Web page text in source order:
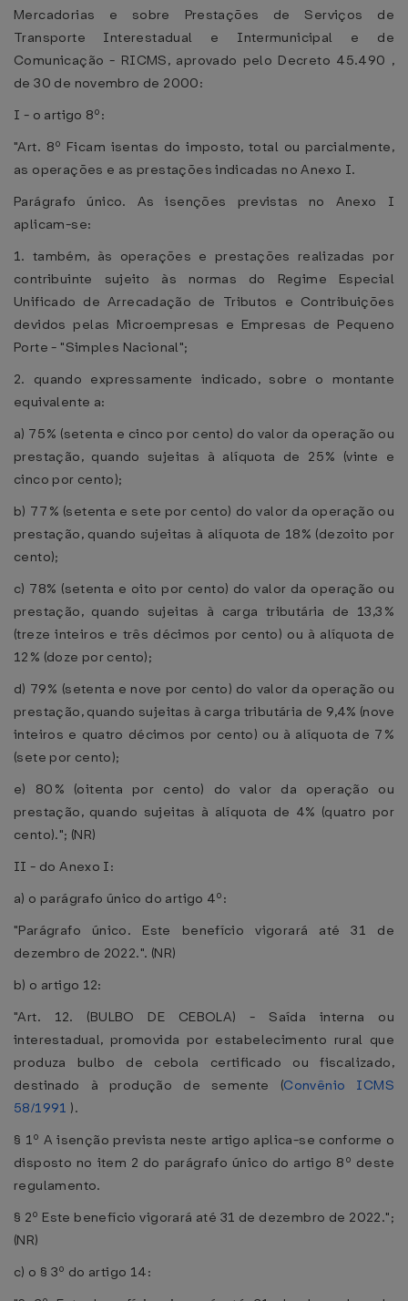
Mercadorias e sobre Prestações de Serviços de
Transporte Interestadual e Intermunicipal e de
Comunicação - RICMS, aprovado pelo Decreto 45.490 ,
de 30 de novembro de 2000:
I - o artigo 8º:
"Art. 8º Ficam isentas do imposto, total ou parcialmente,
as operações e as prestações indicadas no Anexo I.
Parágrafo único. As isenções previstas no Anexo I
aplicam-se:
1. também, às operações e prestações realizadas por
contribuinte sujeito às normas do Regime Especial
Unificado de Arrecadação de Tributos e Contribuições
devidos pelas Microempresas e Empresas de Pequeno
Porte - "Simples Nacional";
2. quando expressamente indicado, sobre o montante
equivalente a:
a) 75% (setenta e cinco por cento) do valor da operação ou
prestação, quando sujeitas à alíquota de 25% (vinte e
cinco por cento);
b) 77% (setenta e sete por cento) do valor da operação ou
prestação, quando sujeitas à alíquota de 18% (dezoito por
cento);
c) 78% (setenta e oito por cento) do valor da operação ou
prestação, quando sujeitas à carga tributária de 13,3%
(treze inteiros e três décimos por cento) ou à alíquota de
12% (doze por cento);
d) 79% (setenta e nove por cento) do valor da operação ou
prestação, quando sujeitas à carga tributária de 9,4% (nove
inteiros e quatro décimos por cento) ou à alíquota de 7%
(sete por cento);
e) 80% (oitenta por cento) do valor da operação ou
prestação, quando sujeitas à alíquota de 4% (quatro por
cento)."; (NR)
II - do Anexo I:
a) o parágrafo único do artigo 4º:
"Parágrafo único. Este benefício vigorará até 31 de
dezembro de 2022.". (NR)
b) o artigo 12:
"Art. 12. (BULBO DE CEBOLA) - Saída interna ou
interestadual, promovida por estabelecimento rural que
produza bulbo de cebola certificado ou fiscalizado,
destinado à produção de semente (Convênio ICMS
58/1991 ).
§ 1º A isenção prevista neste artigo aplica-se conforme o
disposto no item 2 do parágrafo único do artigo 8º deste
regulamento.
§ 2º Este benefício vigorará até 31 de dezembro de 2022.";
(NR)
c) o § 3º do artigo 14: